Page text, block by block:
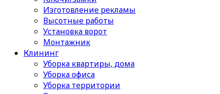
Изготовление рекламы
Высотные работы
Установка ворот
Монтажник
Клининг
Уборка квартиры, дома
Уборка офиса
Уборка территории